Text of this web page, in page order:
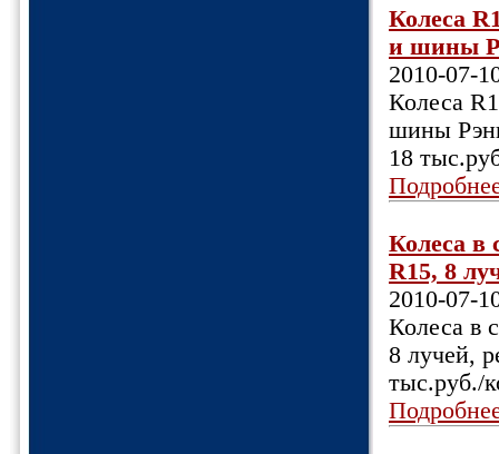
Колеса
и шины
2010-07-
Колеса
шины
18
Колеса в
R15, 8
2010-07-
Колеса в
8 лучей,
тыс.руб./